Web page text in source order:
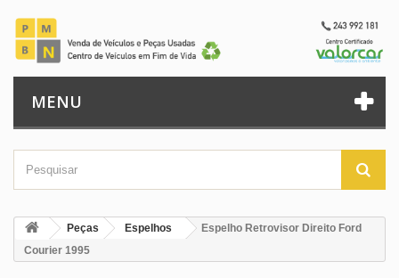
MENU
Peças Espelhos
Espelho Retrovisor Direito Ford
Courier 1995